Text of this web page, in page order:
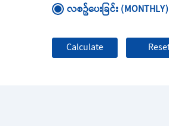
လစဥ်ပေးခြင်း (MONTHLY)